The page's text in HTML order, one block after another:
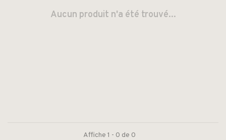
Aucun produit n'a été trouvé...
Affiche 1 - 0 de 0